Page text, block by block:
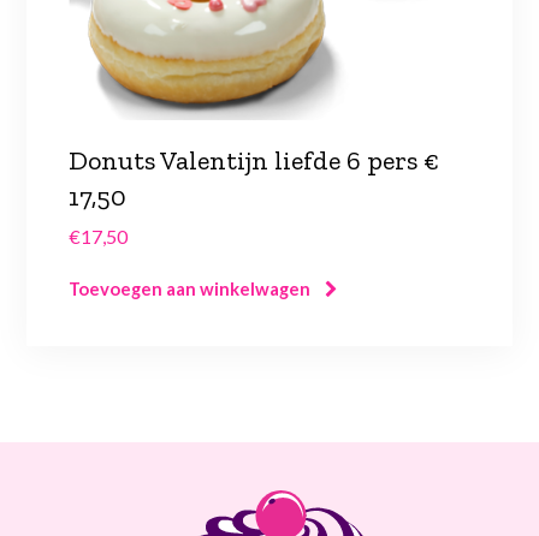
Donuts Valentijn liefde 6 pers €
17,50
€17,50
Toevoegen aan winkelwagen